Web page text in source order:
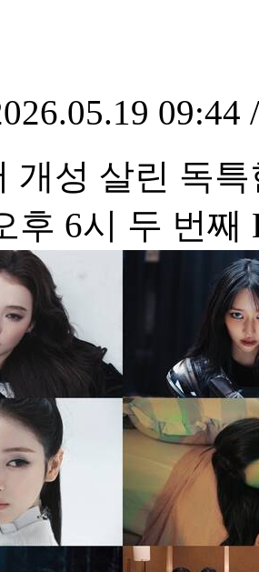
09:44
개성 살린 독
후 6시 두 번째